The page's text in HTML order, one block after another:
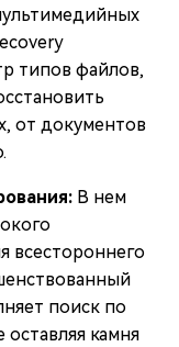
типов файлов,
от документов
В нем
всестороннего
поиск по
оставляя камня